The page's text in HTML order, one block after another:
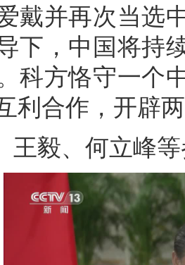
戴并再次当选
下，中国将持
科方恪守一个
利合作，开辟
王毅、何立峰